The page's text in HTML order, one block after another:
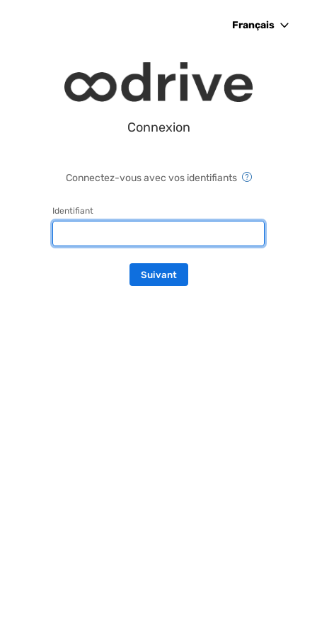
Français
Connexion
Connectez-vous avec vos identifiants
Identifiant
Suivant